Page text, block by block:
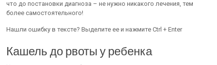
что до постановки диагноза – не нужно никакого лечения, тем
более самостоятельного!
Нашли ошибку в тексте? Выделите ее и нажмите Ctrl + Enter
Кашель до рвоты у ребенка